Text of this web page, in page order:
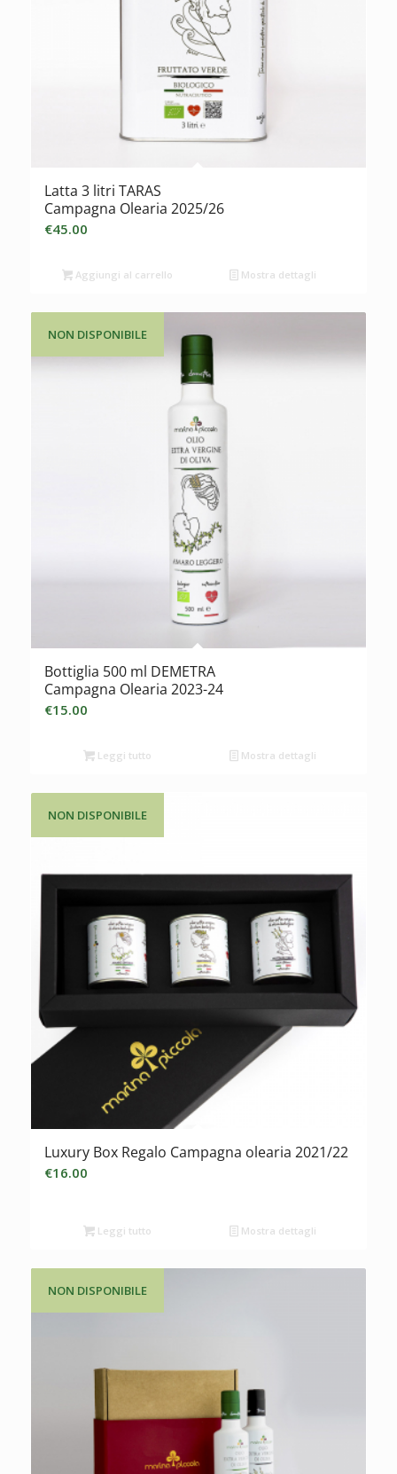
Latta 3 litri TARAS
Campagna Olearia 2025/26
€45.00
Aggiungi al carrello Mostra dettagli
NON DISPONIBILE
Bottiglia 500 ml DEMETRA
Campagna Olearia 2023-24
€15.00
Leggi tutto Mostra dettagli
NON DISPONIBILE
Luxury Box Regalo Campagna olearia 2021/22
€16.00
Leggi tutto Mostra dettagli
NON DISPONIBILE